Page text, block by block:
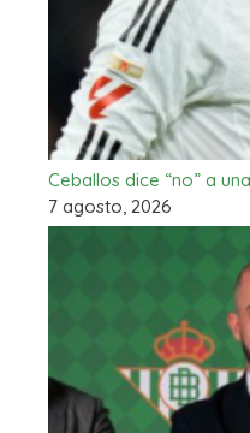
Ceballos dice “no” a
7 agosto, 2026